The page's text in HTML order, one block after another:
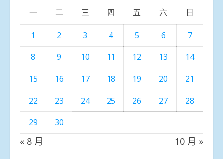
一 二 三 四 五 六 日
1 2 3 4 5 6
7
8
9 10 11 12 13
14
15
16 17 18 19 20
21
22
23 24 25 26 27
28
29
30
« 8 月 10 月 »